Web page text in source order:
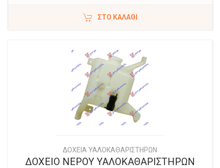
ΣΤΟ ΚΑΛΆΘΙ
ΔΟΧΕΙΑ ΥΑΛΟΚΑΘΑΡΙΣΤΗΡΩΝ
ΔΟΧΕΙΟ ΝΕΡΟΥ ΥΑΛΟΚΑΘΑΡΙΣΤΗΡΩΝ